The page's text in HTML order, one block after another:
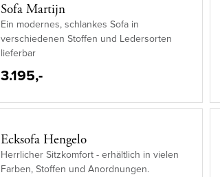
Sofa Martijn
Ein modernes, schlankes Sofa in
verschiedenen Stoffen und Ledersorten
lieferbar
3.195,-
Ecksofa Hengelo
Herrlicher Sitzkomfort - erhältlich in vielen
Farben, Stoffen und Anordnungen.